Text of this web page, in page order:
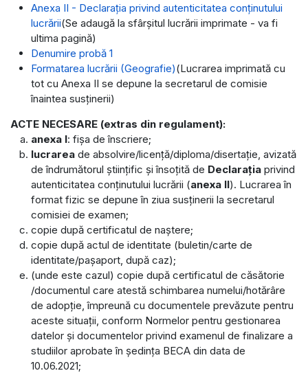
Anexa II - Declarația privind autenticitatea conținutului
lucrării(Se adaugă la sfârşitul lucrării imprimate - va fi
ultima pagină)
Denumire probă 1
Formatarea lucrării (Geografie)(Lucrarea imprimată cu
tot cu Anexa II se depune la secretarul de comisie
înaintea susținerii)
ACTE NECESARE (extras din regulament):
anexa I: fișa de înscriere;
lucrarea de absolvire/licenţă/diploma/disertaţie, avizată
de îndrumătorul științific și însoțită de Declarația privind
autenticitatea conţinutului lucrării (anexa II). Lucrarea în
format fizic se depune în ziua susținerii la secretarul
comisiei de examen;
copie după certificatul de naştere;
copie după actul de identitate (buletin/carte de
identitate/paşaport, după caz);
(unde este cazul) copie după certificatul de căsătorie
/documentul care atestă schimbarea numelui/hotărâre
de adopție, împreună cu documentele prevăzute pentru
aceste situații, conform Normelor pentru gestionarea
datelor și documentelor privind examenul de finalizare a
studiilor aprobate în ședința BECA din data de
10.06.2021;